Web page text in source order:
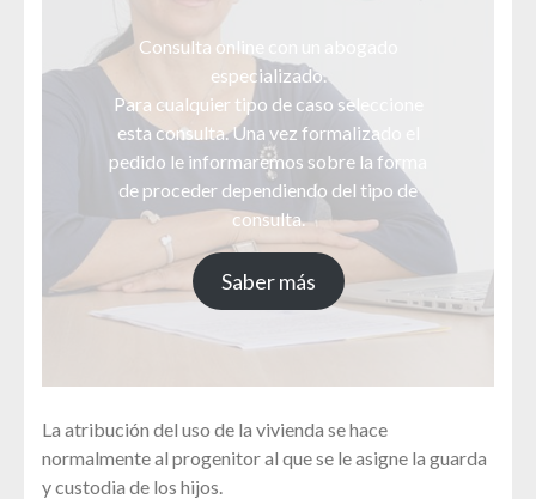
Consulta online con un abogado
especializado.
Para cualquier tipo de caso seleccione
esta consulta. Una vez formalizado el
pedido le informaremos sobre la forma
de proceder dependiendo del tipo de
consulta.
Saber más
La atribución del uso de la vivienda se hace
normalmente al progenitor al que se le asigne la guarda
y custodia de los hijos.